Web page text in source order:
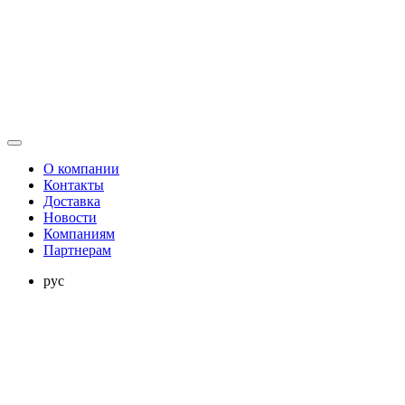
О компании
Контакты
Доставка
Новости
Компаниям
Партнерам
рус